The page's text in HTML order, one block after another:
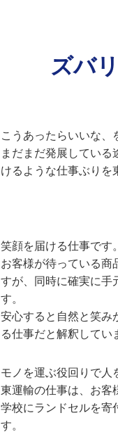
ズバ
こうあったらいいな、
まだまだ発展している
けるような仕事ぶりを
笑顔を届ける仕事です。
お客様が待っている商
すが、同時に確実に手
す。
安心すると自然と笑み
る仕事だと解釈してい
モノを運ぶ役回りで人
東運輸の仕事は、お客
学校にランドセルを寄
す。